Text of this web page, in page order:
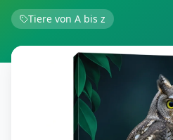
Tiere von A bis z